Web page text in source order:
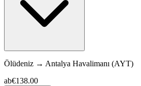
Ölüdeniz → Antalya Havalimanı (AYT)
ab€138.00